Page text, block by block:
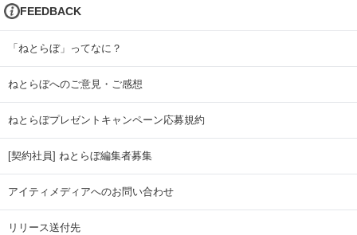
FEEDBACK
「ねとらぼ」ってなに？
ねとらぼへのご意見・ご感想
ねとらぼプレゼントキャンペーン応募規約
[契約社員] ねとらぼ編集者募集
アイティメディアへのお問い合わせ
リリース送付先